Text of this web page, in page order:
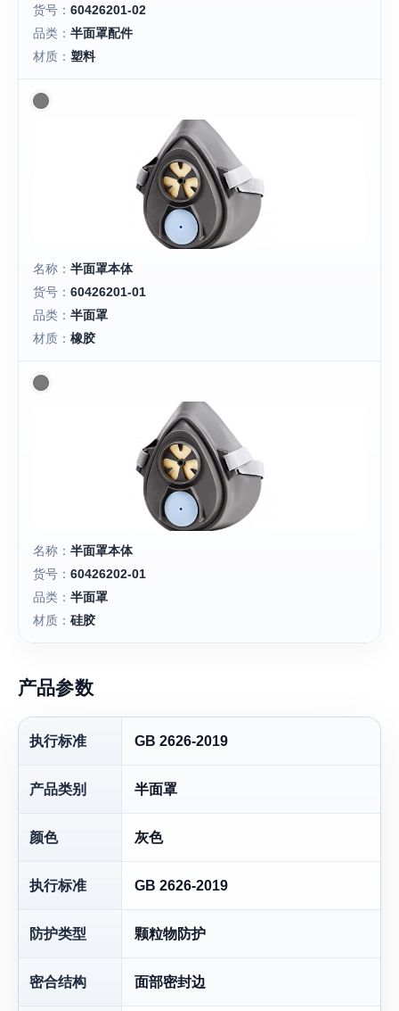
货号： 60426201-02
品类： 半面罩配件
材质： 塑料
名称： 半面罩本体
货号： 60426201-01
品类： 半面罩
材质： 橡胶
名称： 半面罩本体
货号： 60426202-01
品类： 半面罩
材质： 硅胶
产品参数
执行标准 GB 2626-2019
产品类别 半面罩
颜色 灰色
执行标准 GB 2626-2019
防护类型 颗粒物防护
密合结构 面部密封边